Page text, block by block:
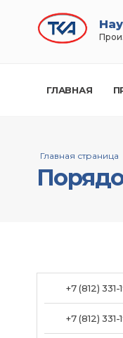
ГЛАВНАЯ
Главная страница
+7 (812) 331-
+7 (812) 331-